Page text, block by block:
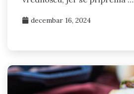
decembar 16, 2024